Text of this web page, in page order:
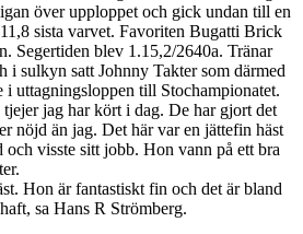
över upploppet och gick undan till en
sista varvet. Favoriten Bugatti Brick
Segertiden blev 1.15,2/2640a. Tränar
i sulkyn satt Johnny Takter som därmed
i uttagningsloppen till Stochampionatet.
jag har kört i dag. De har gjort det
nöjd än jag. Det här var en jättefin häst
och visste sitt jobb. Hon vann på ett bra
Hon är fantastiskt fin och det är bland
sa Hans R Strömberg.